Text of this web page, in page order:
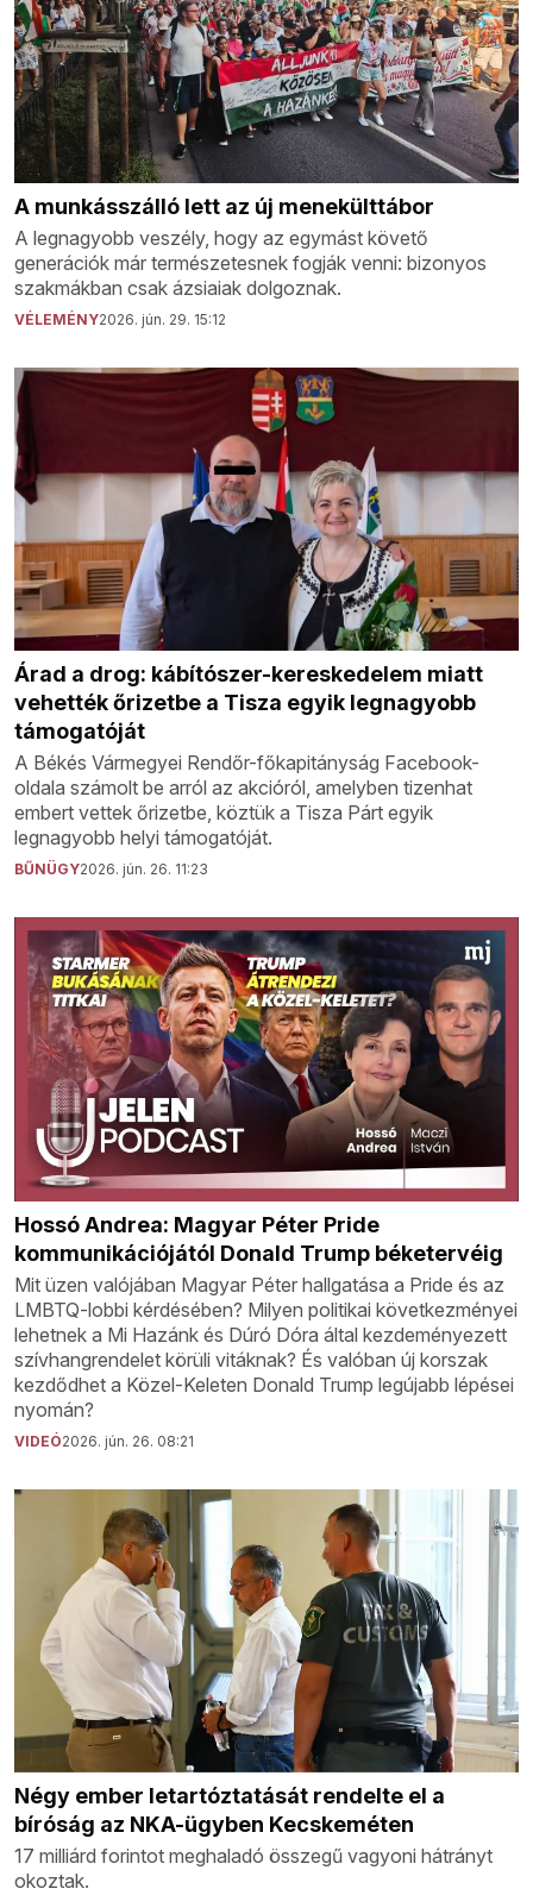
A munkásszálló lett az új menekülttábor
A legnagyobb veszély, hogy az egymást követő
generációk már természetesnek fogják venni: bizonyos
szakmákban csak ázsiaiak dolgoznak.
VÉLEMÉNY2026. jún. 29. 15:12
Árad a drog: kábítószer-kereskedelem miatt
vehették őrizetbe a Tisza egyik legnagyobb
támogatóját
A Békés Vármegyei Rendőr-főkapitányság Facebook-
oldala számolt be arról az akcióról, amelyben tizenhat
embert vettek őrizetbe, köztük a Tisza Párt egyik
legnagyobb helyi támogatóját.
BŰNÜGY2026. jún. 26. 11:23
Hossó Andrea: Magyar Péter Pride
kommunikációjától Donald Trump béketervéig
Mit üzen valójában Magyar Péter hallgatása a Pride és az
LMBTQ-lobbi kérdésében? Milyen politikai következményei
lehetnek a Mi Hazánk és Dúró Dóra által kezdeményezett
szívhangrendelet körüli vitáknak? És valóban új korszak
kezdődhet a Közel-Keleten Donald Trump legújabb lépései
nyomán?
VIDEÓ2026. jún. 26. 08:21
Négy ember letartóztatását rendelte el a
bíróság az NKA-ügyben Kecskeméten
17 milliárd forintot meghaladó összegű vagyoni hátrányt
okoztak.